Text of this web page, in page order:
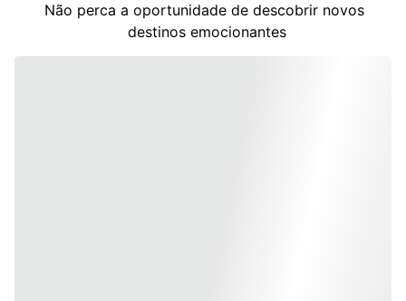
Não perca a oportunidade de descobrir novos
destinos emocionantes